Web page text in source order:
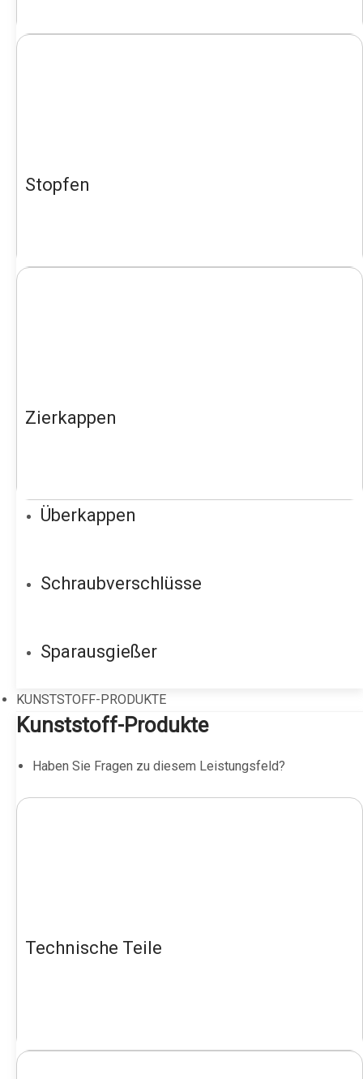
Stopfen
Zierkappen
Überkappen
Schraubverschlüsse
Sparausgießer
KUNSTSTOFF-PRODUKTE
Kunststoff-Produkte
Haben Sie Fragen zu diesem Leistungsfeld?
Technische Teile